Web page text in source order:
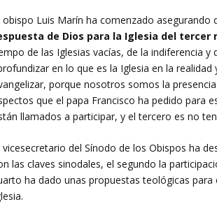
obispo Luis Marín ha comenzado asegurando
de Dios para la Iglesia del tercer
de las Iglesias vacías, de la indiferencia
en lo que es la Iglesia en la
porque nosotros somos la
que el papa Francisco ha pedido para
llamados a participar, y el tercero es no
vicesecretario del Sínodo de los Obispos ha
las claves sinodales, el segundo la
ha dado unas propuestas teológicas